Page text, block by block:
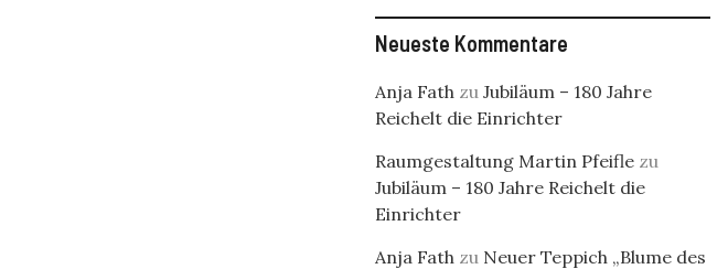
Neueste Kommentare
Anja Fath zu Jubiläum – 180 Jahre
Reichelt die Einrichter
Raumgestaltung Martin Pfeifle zu
Jubiläum – 180 Jahre Reichelt die
Einrichter
Anja Fath zu Neuer Teppich „Blume des